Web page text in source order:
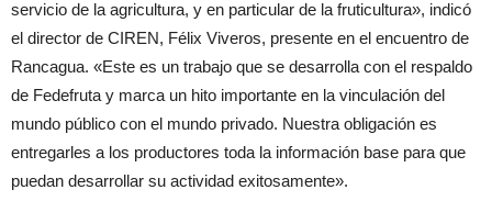
servicio de la agricultura, y en particular de la fruticultura», indicó
el director de CIREN, Félix Viveros, presente en el encuentro de
Rancagua. «Este es un trabajo que se desarrolla con el respaldo
de Fedefruta y marca un hito importante en la vinculación del
mundo público con el mundo privado. Nuestra obligación es
entregarles a los productores toda la información base para que
puedan desarrollar su actividad exitosamente».